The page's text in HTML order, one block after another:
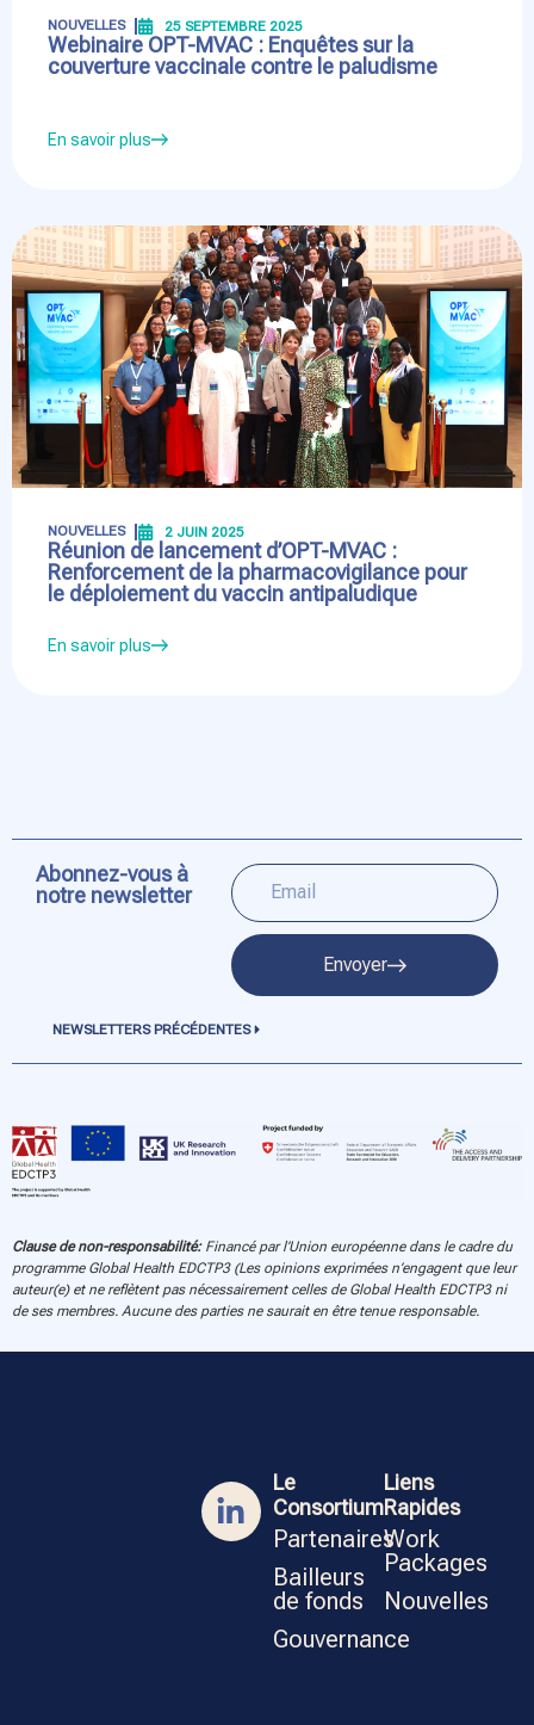
NOUVELLES 25 SEPTEMBRE 2025
Webinaire OPT-MVAC : Enquêtes sur la
couverture vaccinale contre le paludisme
En savoir plus
NOUVELLES 2 JUIN 2025
Réunion de lancement d’OPT-MVAC :
Renforcement de la pharmacovigilance pour
le déploiement du vaccin antipaludique
En savoir plus
Abonnez-vous à
notre newsletter
Envoyer
NEWSLETTERS PRÉCÉDENTES
Clause de non-responsabilité:Financé par l’Union européenne dans le cadre du
programme Global Health EDCTP3 (Les opinions exprimées n’engagent que leur
auteur(e) et ne reflètent pas nécessairement celles de Global Health EDCTP3 ni
de ses membres. Aucune des parties ne saurait en être tenue responsable.
Le
Consortium
Partenaires
Bailleurs
de fonds
Gouvernance
Liens
Rapides
Work
Packages
Nouvelles